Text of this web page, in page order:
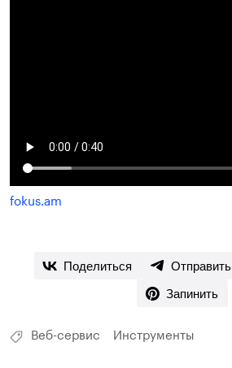
fokus.am
Поделиться Отправить
Запинить
Веб-сервис Инструменты